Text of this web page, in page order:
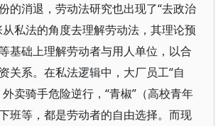
的消退，劳动法研究也出现了“去政治
私法的角度去理解劳动法，其理论预
基础上理解劳动者与用人单位，以合
关系。在私法逻辑中，大厂员工“自
卖骑手危险逆行，“青椒”（高校青年
班等，都是劳动者的自由选择。而现